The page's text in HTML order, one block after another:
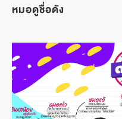
หมอดูชื่อดัง